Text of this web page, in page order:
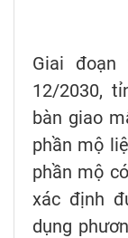
Giai đoạn
12/2030,
bàn giao
phần mộ
phần mộ
xác định
dụng